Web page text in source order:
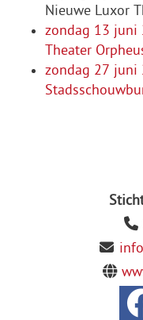
Nieuwe Luxor
zondag 13 juni
Theater
zondag 27 juni